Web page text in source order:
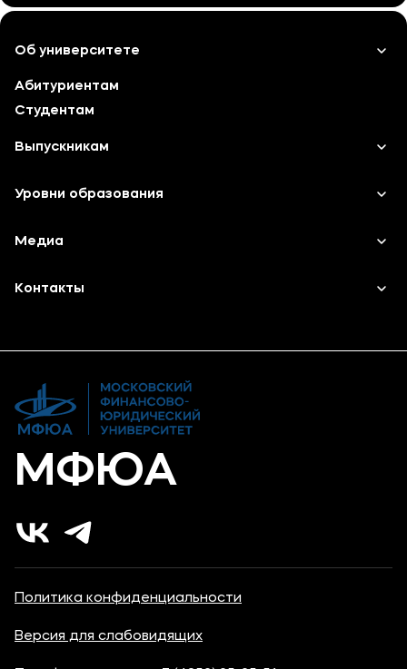
Об университете
Лицензии и документы
Противодействие терроризму и экстремизму
Абитуриентам
Студентам
Выпускникам
Карьера
Уровни образования
Среднее профессиональное образование
Медиа
Объявления
Контакты
МФЮА
Политика конфиденциальности
Версия для слабовидящих